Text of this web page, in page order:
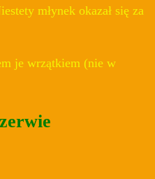
młynek okazał się za
je wrzątkiem (nie w